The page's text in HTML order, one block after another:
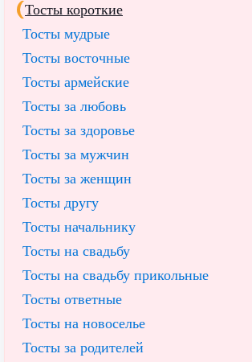
Тосты короткие
Тосты мудрые
Тосты восточные
Тосты армейские
Тосты за любовь
Тосты за здоровье
Тосты за мужчин
Тосты за женщин
Тосты другу
Тосты начальнику
Тосты на свадьбу
Тосты на свадьбу прикольные
Тосты ответные
Тосты на новоселье
Тосты за родителей